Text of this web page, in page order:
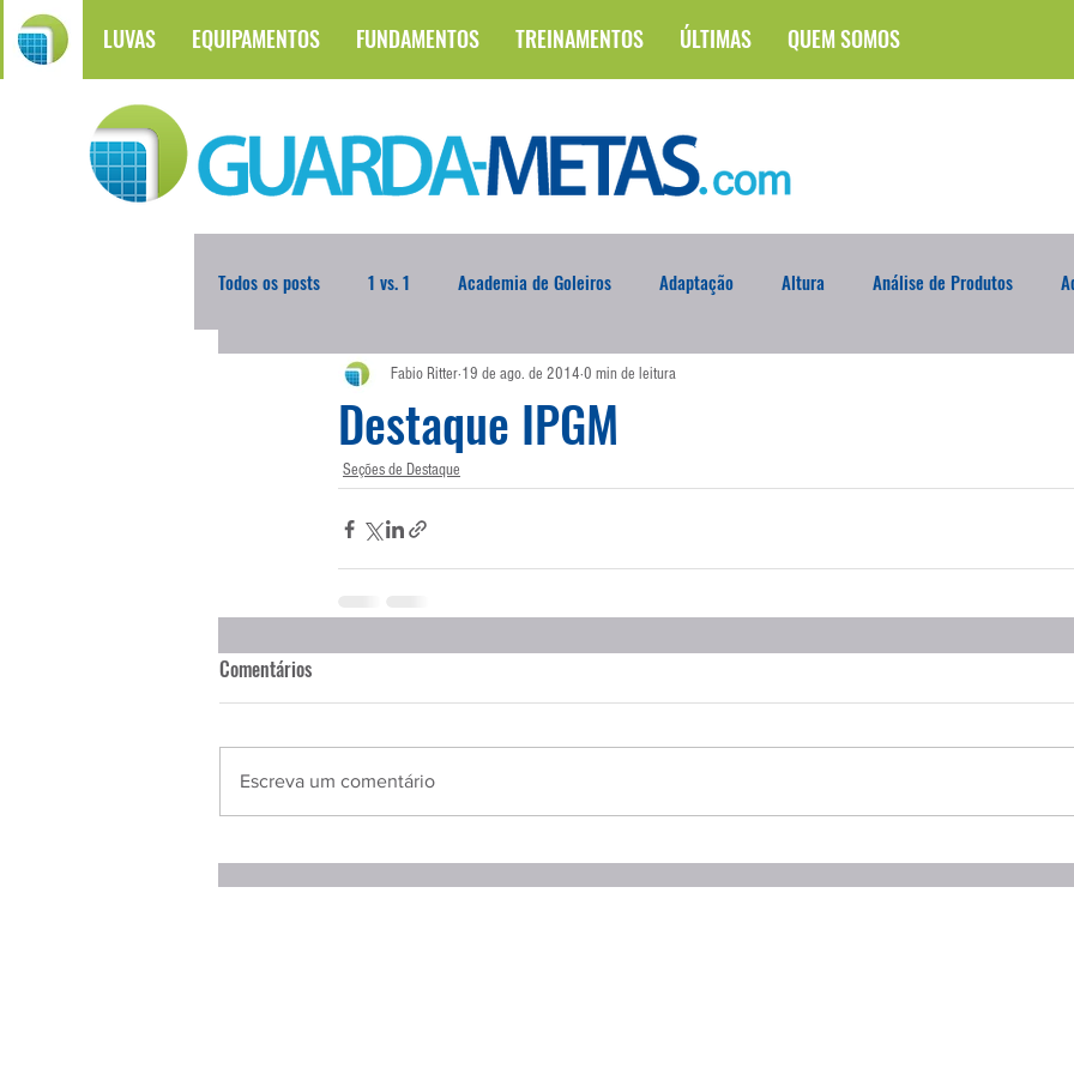
LUVAS EQUIPAMENTOS FUNDAMENTOS TREINAMENTOS ÚLTIMAS QUEM SOMOS
Todos os posts 1 vs. 1 Academia de Goleiros Adaptação Altura Análise de Produtos
Atualidades Blogoleiro da Semana Brasileirão
Comunicação Copa do Mundo
Entrevistas Equipamentos Escola Alemã Escola Americana Escola Argentina Escola
Escola Francesa
Destaque IPGM
Fabio Ritter 19 de ago. de 2014 0 min de leitura
Seções de Destaque
Comentários
Escreva um comentário